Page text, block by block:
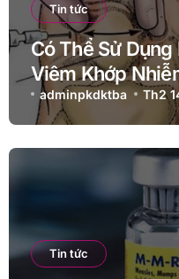
Tin tức
Có Thể Sử
Viêm Khớp
adminpkdktba Th2
Tin tức